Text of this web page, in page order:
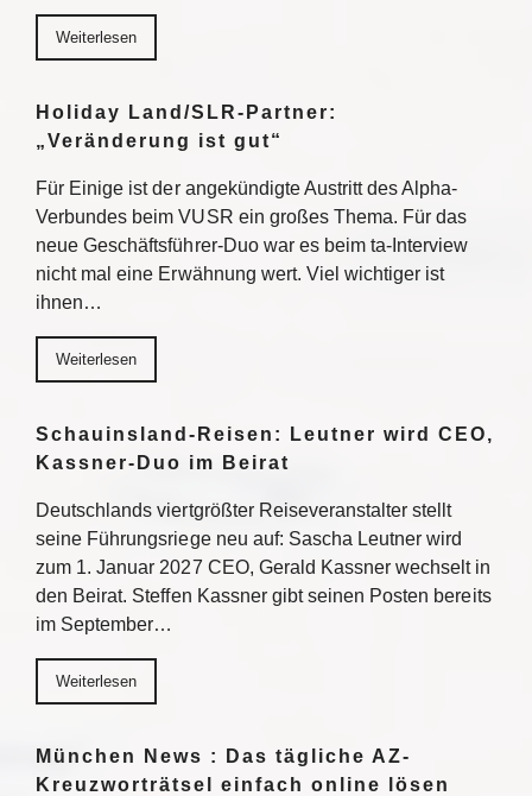
Weiterlesen
Holiday Land/SLR-Partner:
„Veränderung ist gut“
Für Einige ist der angekündigte Austritt des Alpha-
Verbundes beim VUSR ein großes Thema. Für das
neue Geschäftsführer-Duo war es beim ta-Interview
nicht mal eine Erwähnung wert. Viel wichtiger ist
ihnen…
Weiterlesen
Schauinsland-Reisen: Leutner wird CEO,
Kassner-Duo im Beirat
Deutschlands viertgrößter Reiseveranstalter stellt
seine Führungsriege neu auf: Sascha Leutner wird
zum 1. Januar 2027 CEO, Gerald Kassner wechselt in
den Beirat. Steffen Kassner gibt seinen Posten bereits
im September…
Weiterlesen
München News : Das tägliche AZ-
Kreuzworträtsel einfach online lösen